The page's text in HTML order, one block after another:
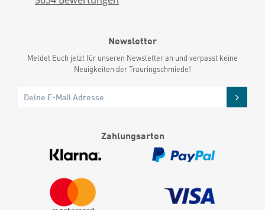
Newsletter
Meldet Euch jetzt für unseren Newsletter an und verpasst keine
Neuigkeiten der Trauringschmiede!
Zahlungsarten